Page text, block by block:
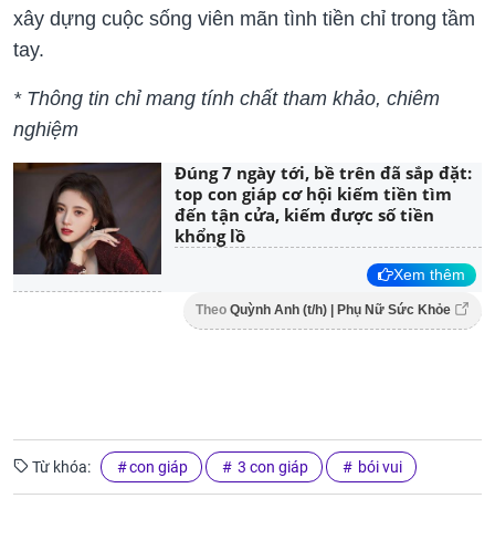
xây dựng cuộc sống viên mãn tình tiền chỉ trong tầm
tay.
* Thông tin chỉ mang tính chất tham khảo, chiêm
nghiệm
Đúng 7 ngày tới, bề trên đã sắp đặt:
top con giáp cơ hội kiếm tiền tìm
đến tận cửa, kiếm được số tiền
khổng lồ
Xem thêm
Theo Quỳnh Anh (t/h) | Phụ Nữ Sức Khỏe
Từ khóa: con giáp 3 con giáp bói vui